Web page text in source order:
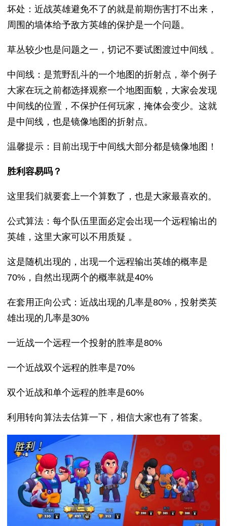
坏处：近战英雄避免不了的就是前期伤害打不出来，
周围的墙体给予敌方英雄的保护是一个问题。
草丛较少也是问题之一，切记不要试图渡过中间线 。
中间线：是荒野乱斗的一个地图的折射点，举个例子
大家在玩之前都选择观察一个地图面貌，大家会发现
中间线的位置，不保护任何玩家，掩体会变少。这就
是中间线，也是镜像地图的折射点。
温馨提示：目前出现于中间线大部分都是镜像地图！
胜利容易吗？
这里我们就要套上一个算数了，也是大家最喜欢的。
公式算法：每个队伍里面必定会出现一个远程输出的
英雄，这里大家可以不用质疑 。
这是随机出现的，出现一个远程输出英雄的概率是
70%，自然出现两个的概率就是40%
在套用正向公式：近战出现的几率是80%，投射类英
雄出现的几率是30%
一近战一个远程一个投射的胜率是80%
一个近战双个远程的胜率是70%
双个近战和单个远程的胜率是60%
利用转向算法去估算一下，相信大家也有了答案。